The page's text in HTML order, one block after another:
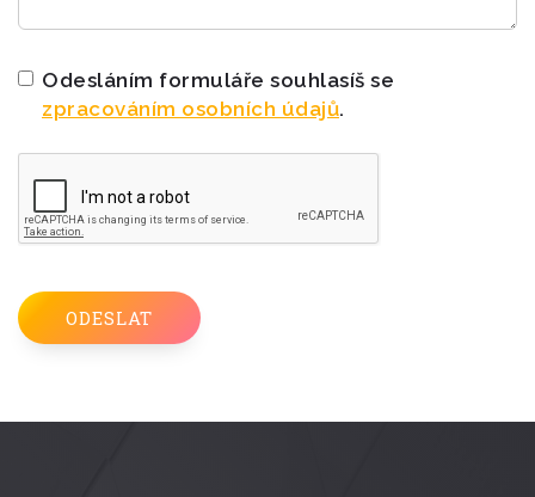
Odesláním formuláře souhlasíš se
zpracováním osobních údajů.